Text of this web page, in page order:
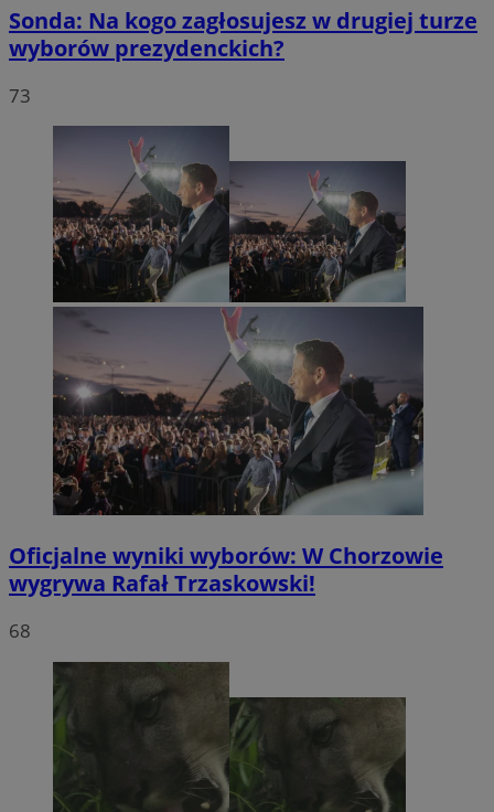
Sonda: Na kogo zagłosujesz w drugiej turze
wyborów prezydenckich?
73
Oficjalne wyniki wyborów: W Chorzowie
wygrywa Rafał Trzaskowski!
68